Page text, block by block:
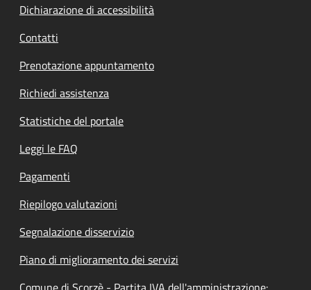
Dichiarazione di accessibilità
Contatti
Prenotazione appuntamento
Richiedi assistenza
Statistiche del portale
Leggi le FAQ
Pagamenti
Riepilogo valutazioni
Segnalazione disservizio
Piano di miglioramento dei servizi